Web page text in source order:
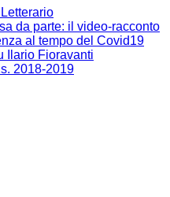
da parte: il video-racconto
al tempo del Covid19
Ilario Fioravanti
2018-2019